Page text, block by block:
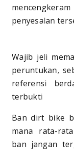
penyesalan
Wajib jeli
peruntukan,
referensi
terbukti
Ban dirt bike
mana rata-rata
ban jangan